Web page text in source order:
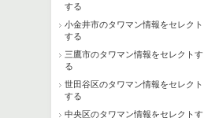
する
小金井市のタワマン情報をセレクト
する
三鷹市のタワマン情報をセレクトす
る
世田谷区のタワマン情報をセレクト
する
中央区のタワマン情報をセレクトす